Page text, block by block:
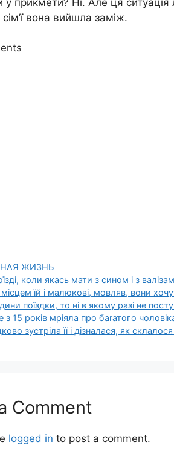
сім’ї вона вийшла заміж.
ЖИЗНЬ
коли якась мати з сином і з
їй і малюкові, мовляв, вони
поїздки, то ні в якому разі не
з 15 років мріяла про баrатого
зустріла її і дізналася, як склалося
Comment
logged in to post a comment.